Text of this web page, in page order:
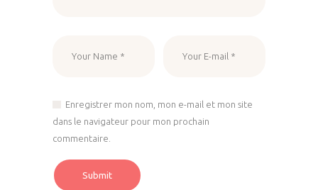
Enregistrer mon nom, mon e-mail et mon site
dans le navigateur pour mon prochain
commentaire.